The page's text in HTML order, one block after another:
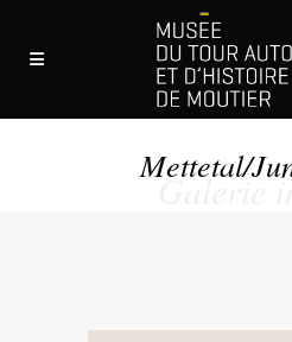
Galerie
Mettetal/